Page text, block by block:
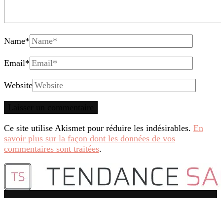
Name*
Email*
Website
Ce site utilise Akismet pour réduire les indésirables. En
savoir plus sur la façon dont les données de vos
commentaires sont traitées.